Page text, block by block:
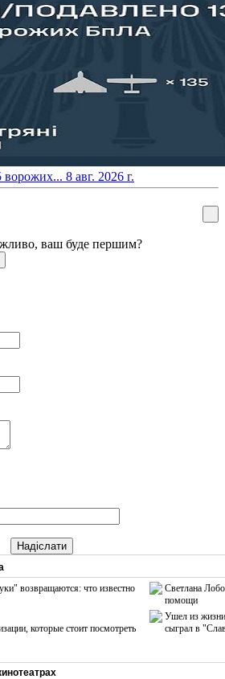
ворожих... 8 авг. 2026 г.
ваш буде першим?
Надіслати
возвращаются: что известно
которые стоит посмотреть
Светлана
помощи
Ушел из жизни
сыграл в